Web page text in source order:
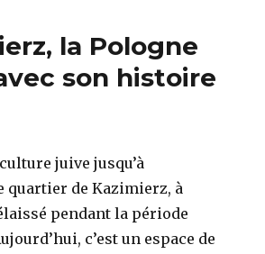
la Pologne
son histoire
juive jusqu’à
quartier de Kazimierz, à
pendant la période
c’est un espace de